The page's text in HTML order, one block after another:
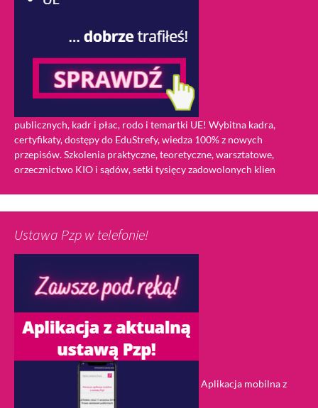
publicznych, kadr i płac, rodo i temartki UE! Wybitna kadra,
certyfikaty, dostępy do EduStrefy, wiedza 100% z nowych
przepisów. Szkolenia praktyczne, teoretyczne, warsztatowe,
orzecznictwo KIO i sądów, setki tysięcy zadowolonych klien
Ustawa Pzp w telefonie!
Aplikacja mobilna z